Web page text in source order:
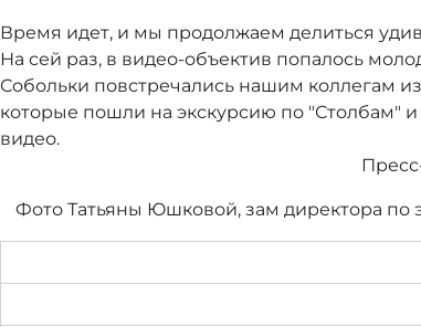
Время идет, и мы продолжаем делиться
На сей раз, в видео-объектив попалось
Собольки повстречались нашим коллегам
которые пошли на экскурсию по "Столбам"
видео.
Фото Татьяны Юшковой, зам директора по